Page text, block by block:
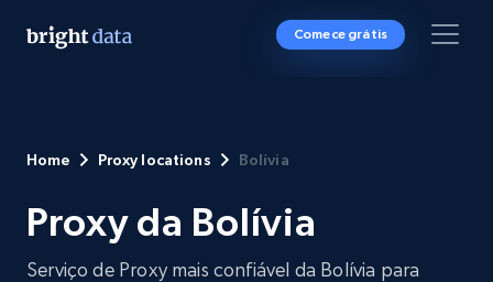
Comece grátis
Home Proxy locations Bolívia
Proxy da Bolívia
Serviço de Proxy mais confiável da Bolívia para